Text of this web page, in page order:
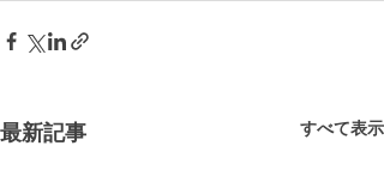
最新記事 すべて表示